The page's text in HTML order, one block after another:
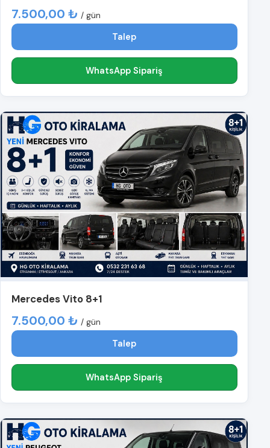
7.500,00 ₺ / gün
Talep
WhatsApp Sipariş
Mercedes Vito 8+1
7.500,00 ₺ / gün
Talep
WhatsApp Sipariş